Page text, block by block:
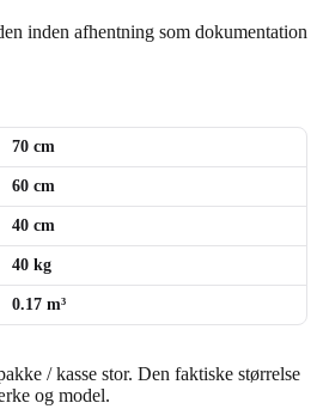
inden afhentning som dokumentation
70 cm
60 cm
40 cm
40 kg
0.17 m³
/ kasse stor. Den faktiske størrelse
og model.